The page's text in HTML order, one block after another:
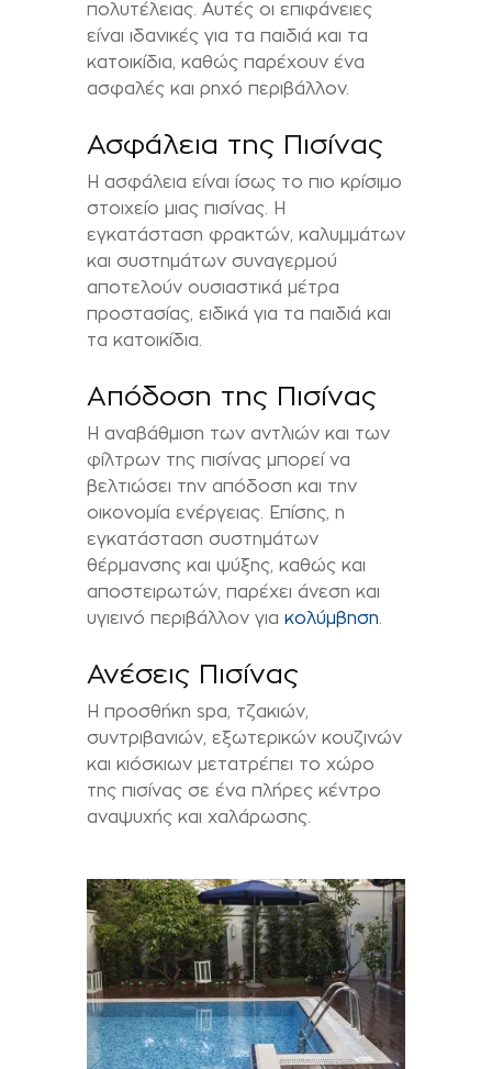
πολυτέλειας. Αυτές οι επιφάνειες
είναι ιδανικές για τα παιδιά και τα
κατοικίδια, καθώς παρέχουν ένα
ασφαλές και ρηχό περιβάλλον.
Ασφάλεια της Πισίνας
Η ασφάλεια είναι ίσως το πιο κρίσιμο
στοιχείο μιας πισίνας. Η
εγκατάσταση φρακτών, καλυμμάτων
και συστημάτων συναγερμού
αποτελούν ουσιαστικά μέτρα
προστασίας, ειδικά για τα παιδιά και
τα κατοικίδια.
Απόδοση της Πισίνας
Η αναβάθμιση των αντλιών και των
φίλτρων της πισίνας μπορεί να
βελτιώσει την απόδοση και την
οικονομία ενέργειας. Επίσης, η
εγκατάσταση συστημάτων
θέρμανσης και ψύξης, καθώς και
αποστειρωτών, παρέχει άνεση και
υγιεινό περιβάλλον για κολύμβηση
Ανέσεις Πισίνας
Η προσθήκη spa, τζακιών,
συντριβανιών, εξωτερικών κουζινών
και κιόσκιων μετατρέπει το χώρο
της πισίνας σε ένα πλήρες κέντρο
αναψυχής και χαλάρωσης.